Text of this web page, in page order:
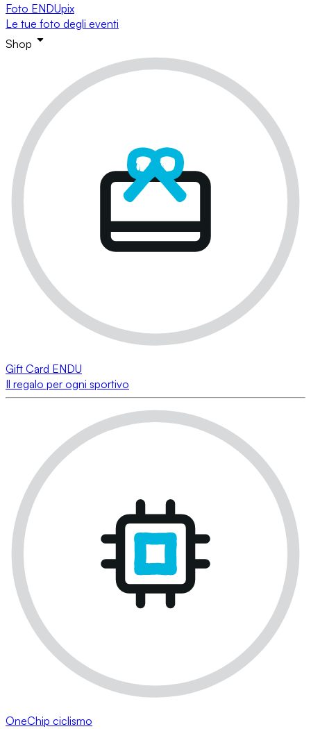
Foto ENDUpix
Le tue foto degli eventi
Shop
Gift Card ENDU
Il regalo per ogni sportivo
OneChip ciclismo